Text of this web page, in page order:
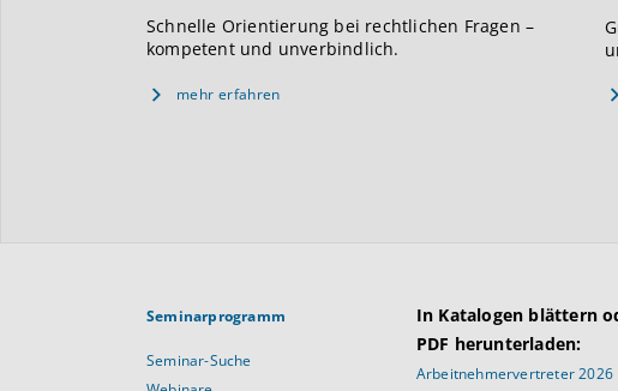
Schnelle Orientierung bei rechtlichen Fragen –
kompetent und unverbindlich.
mehr erfahren
Seminarprogramm
Seminar-Suche
In Katalogen blättern
PDF herunterladen:
Arbeitnehmervertreter 2026